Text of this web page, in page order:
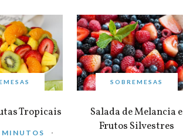
Tropicais
MINUTOS
SOBREMESAS
Salada de Melancia e
Frutos Silvestres